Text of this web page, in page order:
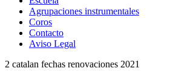
Agrupaciones instrumentales
Coros
Contacto
Aviso Legal
2 catalan fechas renovaciones 2021